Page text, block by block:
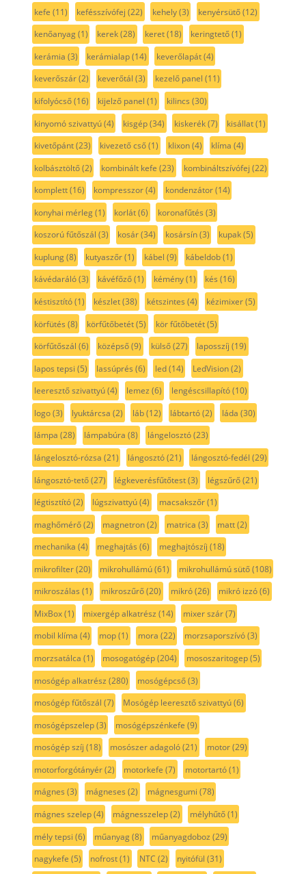
kefe (11) kefésszívófej (22) kehely(3) kenyérsütő(12)
kenőanyag(1) kerek(28) keret(18) keringtető(1)
kerámia (3) kerámialap(14) keverőlapát(4)
keverőszár(2) keverőtál (3) kezelő panel (11)
kifolyócső(16) kijelző panel (1) kilincs (30)
kinyomó szivattyú(4) kisgép(34) kiskerék(7) kisállat(1)
kivetőpánt(23) kivezető cső(1) klixon(4) klíma (4)
kolbásztöltő(2) kombinált kefe (23) kombináltszívófej (22)
komplett(16) kompresszor(4) kondenzátor(14)
konyhai mérleg(1) korlát(6) koronafűtés (3)
koszorú fűtőszál (3) kosár(34) kosársín(3) kupak(5)
kuplung(8) kutyaszőr(1) kábel (9) kábeldob(1)
kávédaráló(3) kávéfőző(1) kémény(1) kés (16)
késtisztító(1) készlet(38) kétszintes (4) kézimixer(5)
körfütés (8) körfűtőbetét(5) kör fűtőbetét(5)
körfűtőszál (6) középső(9) külső(27) laposszíj (19)
lapos tepsi (5) lassúprés (6) led(14) LedVision(2)
leeresztő szivattyú(4) lemez (6) lengéscsillapító(10)
logo(3) lyuktárcsa (2) láb(12) lábtartó(2) láda (30)
lámpa (28) lámpabúra (8) lángelosztó(23)
lángelosztó-rózsa (21) lángosztó(21) lángosztó-fedél (29)
lángosztó-tető(27) légkeverésfűtőtest(3) légszűrő(21)
légtisztító(2) lúgszivattyú(4) macsakszőr(1)
maghőmérő(2) magnetron(2) matrica (3) matt(2)
mechanika (4) meghajtás (6) meghajtószíj (18)
mikrofilter(20) mikrohullámú(61) mikrohullámú sütő(108)
mikroszálas (1) mikroszűrő(20) mikró(26) mikró izzó(6)
MixBox(1) mixergép alkatrész (14) mixer szár(7)
mobil klíma (4) mop(1) mora (22) morzsaporszívó(3)
morzsatálca (1) mosogatógép(204) mososzaritogep(5)
mosógép alkatrész (280) mosógépcső(3)
mosógép fűtőszál (7) Mosógép leeresztő szivattyú(6)
mosógépszelep(3) mosógépszénkefe (9)
mosógép szíj (18) mosószer adagoló(21) motor(29)
motorforgótányér(2) motorkefe (7) motortartó(1)
mágnes (3) mágneses (2) mágnesgumi (78)
mágnes szelep(4) mágnesszelep(2) mélyhűtő(1)
mély tepsi (6) műanyag(8) műanyagdoboz (29)
nagykefe (5) nofrost(1) NTC (2) nyitófül (31)